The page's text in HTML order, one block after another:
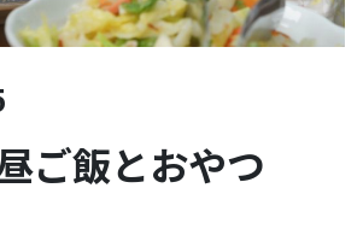
ご飯とおやつ